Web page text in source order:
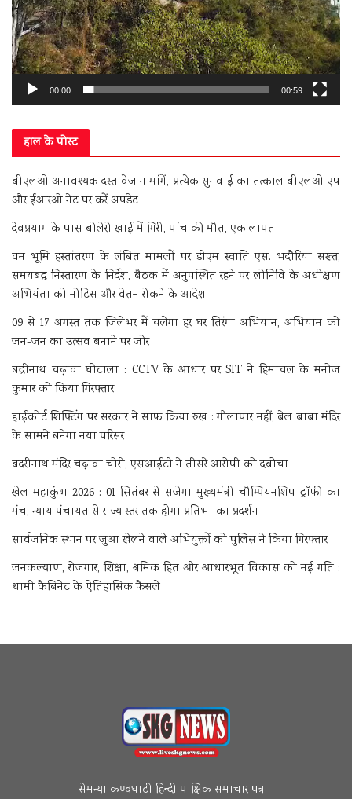
00:00 00:59
हाल के पोस्ट
बीएलओ अनावश्यक दस्तावेज न मांगें, प्रत्येक सुनवाई का तत्काल बीएलओ एप
और ईआरओ नेट पर करें अपडेट
देवप्रयाग के पास बोलेरो खाई में गिरी, पांच की मौत, एक लापता
वन भूमि हस्तांतरण के लंबित मामलों पर डीएम स्वाति एस. भदौरिया सख्त,
समयबद्ध निस्तारण के निर्देश, बैठक में अनुपस्थित रहने पर लोनिवि के अधीक्षण
अभियंता को नोटिस और वेतन रोकने के आदेश
09 से 17 अगस्त तक जिलेभर में चलेगा हर घर तिरंगा अभियान, अभियान को
जन-जन का उत्सव बनाने पर जोर
बद्रीनाथ चढ़ावा घोटाला : CCTV के आधार पर SIT ने हिमाचल के मनोज
कुमार को किया गिरफ्तार
हाईकोर्ट शिफ्टिंग पर सरकार ने साफ किया रुख : गौलापार नहीं, बेल बाबा मंदिर
के सामने बनेगा नया परिसर
बदरीनाथ मंदिर चढ़ावा चोरी, एसआईटी ने तीसरे आरोपी को दबोचा
खेल महाकुंभ 2026 : 01 सितंबर से सजेगा मुख्यमंत्री चौम्पियनशिप ट्रॉफी का
मंच, न्याय पंचायत से राज्य स्तर तक होगा प्रतिभा का प्रदर्शन
सार्वजनिक स्थान पर जुआ खेलने वाले अभियुक्तों को पुलिस ने किया गिरफ्तार
जनकल्याण, रोजगार, शिक्षा, श्रमिक हित और आधारभूत विकास को नई गति :
धामी कैबिनेट के ऐतिहासिक फैसले
सेमन्या कण्वघाटी हिन्दी पाक्षिक समाचार पत्र –